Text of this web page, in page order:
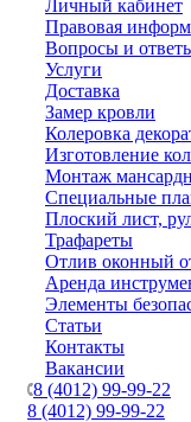
Личный кабинет
Правовая
Вопросы и
Услуги
Доставка
Замер кровли
Колеровка
Изготовление
Монтаж
Специальные
Плоский лист,
Трафареты
Отлив оконный
Аренда
Элементы
Статьи
Контакты
Вакансии
8 (4012) 99-99-22
8 (4012) 99-99-22